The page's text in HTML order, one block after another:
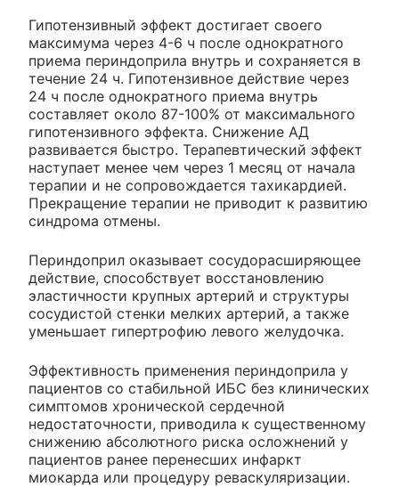
Гипотензивный эффект достигает своего
максимума через 4-6 ч после однократного
приема периндоприла внутрь и сохраняется в
течение 24 ч. Гипотензивное действие через
24 ч после однократного приема внутрь
составляет около 87-100% от максимального
гипотензивного эффекта. Снижение АД
развивается быстро. Терапевтический эффект
наступает менее чем через 1 месяц от начала
терапии и не сопровождается тахикардией.
Прекращение терапии не приводит к развитию
синдрома отмены.
Периндоприл оказывает сосудорасширяющее
действие, способствует восстановлению
эластичности крупных артерий и структуры
сосудистой стенки мелких артерий, а также
уменьшает гипертрофию левого желудочка.
Эффективность применения периндоприла у
пациентов со стабильной ИБС без клинических
симптомов хронической сердечной
недостаточности, приводила к существенному
снижению абсолютного риска осложнений у
пациентов ранее перенесших инфаркт
миокарда или процедуру реваскуляризации.